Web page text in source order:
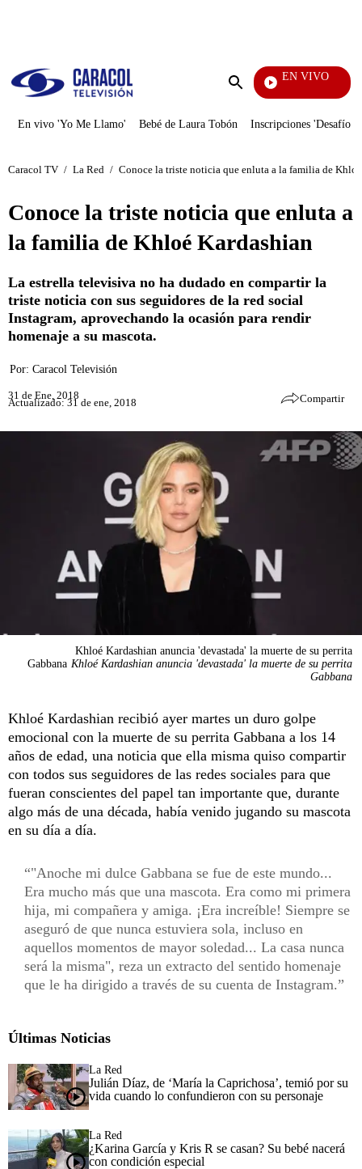
Enviar
EN VIVO
También Caerás
En vivo 'Yo Me Llamo' Bebé de Laura Tobón Inscripciones 'Desafío'
Caracol TV / La Red / Conoce la triste noticia que enluta a la familia de
Conoce la triste noticia que enluta a
la familia de Khloé Kardashian
La estrella televisiva no ha dudado en compartir la
triste noticia con sus seguidores de la red social
Instagram, aprovechando la ocasión para rendir
homenaje a su mascota.
Por: Caracol Televisión
31 de Ene, 2018
Actualizado: 31 de ene, 2018 Compartir
Khloé Kardashian anuncia 'devastada' la muerte de su perrita
Gabbana Khloé Kardashian anuncia 'devastada' la muerte de su perrita
Gabbana
Khloé Kardashian recibió ayer martes un duro golpe
emocional con la muerte de su perrita Gabbana a los 14
años de edad, una noticia que ella misma quiso compartir
con todos sus seguidores de las redes sociales para que
fueran conscientes del papel tan importante que, durante
algo más de una década, había venido jugando su mascota
en su día a día.
"Anoche mi dulce Gabbana se fue de este mundo...
Era mucho más que una mascota. Era como mi primera
hija, mi compañera y amiga. ¡Era increíble! Siempre se
aseguró de que nunca estuviera sola, incluso en
aquellos momentos de mayor soledad... La casa nunca
será la misma", reza un extracto del sentido homenaje
que le ha dirigido a través de su cuenta de Instagram.
Últimas Noticias
La Red
Julián Díaz, de ‘María la Caprichosa’, temió por su
vida cuando lo confundieron con su personaje
La Red
¿Karina García y Kris R se casan? Su bebé nacerá
con condición especial